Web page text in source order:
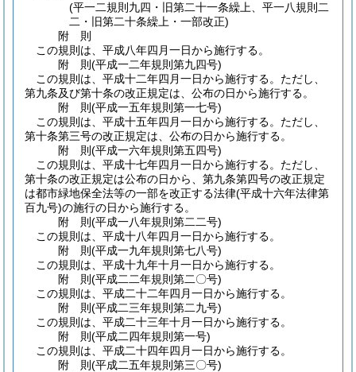
(平一二規則九四・旧第二十一条繰上、平一八規則二
二・旧第二十条繰上・一部改正)
附 則
この規則は、平成八年四月一日から施行する。
附 則(平成一二年規則第九四号)
この規則は、平成十二年四月一日から施行する。 ただし、
第九条及び第十条の改正規定は、公布の日から施行する。
附 則(平成一五年規則第一七号)
この規則は、平成十五年四月一日から施行する。 ただし、
第十条第三号の改正規定は、公布の日から施行する。
附 則(平成一六年規則第五四号)
この規則は、平成十七年四月一日から施行する。 ただし、
第十条の改正規定は公布の日から、第九条第四号の改正規定
は都市緑地保全法等の一部を改正する法律(平成十六年法律第
百九号)の施行の日から施行する。
附 則(平成一八年規則第二二号)
この規則は、平成十八年四月一日から施行する。
附 則(平成一九年規則第七八号)
この規則は、平成十九年十月一日から施行する。
附 則(平成二二年規則第二〇号)
この規則は、平成二十二年四月一日から施行する。
附 則(平成二三年規則第二九号)
この規則は、平成二十三年十月一日から施行する。
附 則(平成二四年規則第一号)
この規則は、平成二十四年四月一日から施行する。
附 則(平成二五年規則第三〇号)